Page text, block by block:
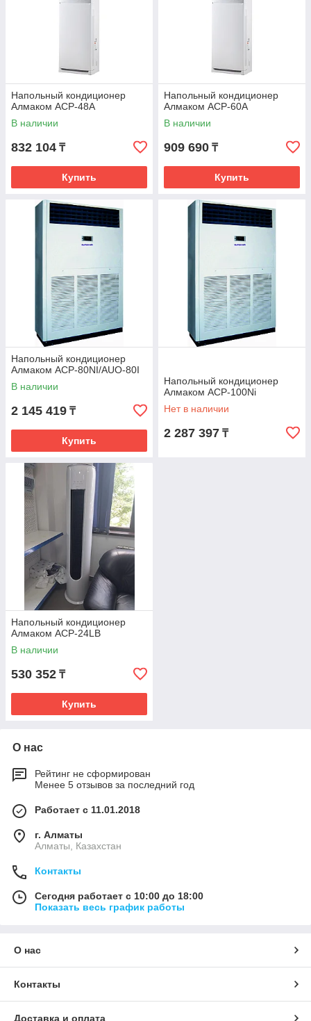
Напольный кондиционер
Алмаком ACP-48A
В наличии
832 104 ₸
Купить
Напольный кондиционер
Алмаком ACP-60A
В наличии
909 690 ₸
Купить
Напольный кондиционер
Алмаком ACP-80NI/AUO-80I
В наличии
2 145 419 ₸
Купить
Напольный кондиционер
Алмаком ACP-100Ni
Нет в наличии
2 287 397 ₸
Напольный кондиционер
Алмаком ACP-24LB
В наличии
530 352 ₸
Купить
О нас
Рейтинг не сформирован
Менее 5 отзывов за последний год
Работает с 11.01.2018
г. Алматы
Алматы, Казахстан
Контакты
Сегодня работает с 10:00 до 18:00
Показать весь график работы
О нас
Контакты
Доставка и оплата